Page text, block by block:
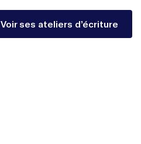
Voir ses ateliers d’écriture